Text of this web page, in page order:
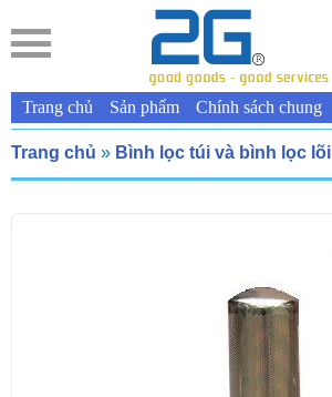
Trang chủ Sản phẩm Chính sách chung
Trang chủ » Bình lọc túi và bình lọc lõi